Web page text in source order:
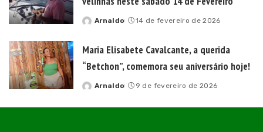
Posted
Arnaldo 14 de fevereiro de 2026
Maria Elisabete Cavalcante, a querida
“Betchon”, comemora seu aniversário hoje!
Posted
Arnaldo 9 de fevereiro de 2026